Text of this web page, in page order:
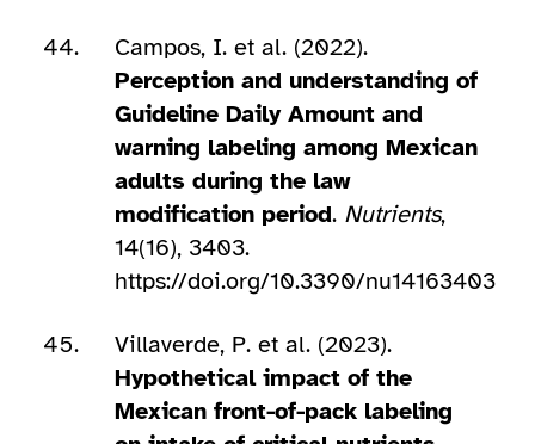
Campos, I. et al. (2022).
Perception and understanding of
Guideline Daily Amount and
warning labeling among Mexican
adults during the law
modification period. Nutrients,
14(16), 3403.
https://doi.org/10.3390/nu14163403
Villaverde, P. et al. (2023).
Hypothetical impact of the
Mexican front-of-pack labeling